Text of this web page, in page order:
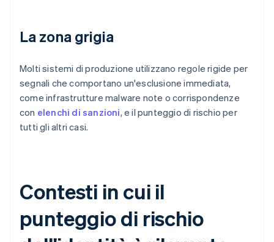
La zona grigia
Molti sistemi di produzione utilizzano regole rigide per
segnali che comportano un'esclusione immediata,
come infrastrutture malware note o corrispondenze
con elenchi di sanzioni, e il punteggio di rischio per
tutti gli altri casi.
Contesti in cui il
punteggio di rischio